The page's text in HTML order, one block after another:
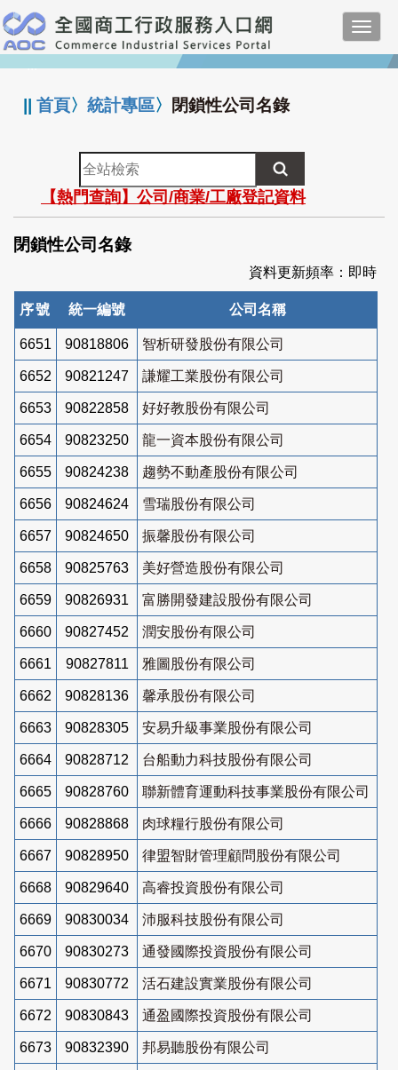
跳
到
主
要
:::
||首頁〉統計專區〉 閉鎖性公司名錄
全
站
檢
索
【熱門查詢】公司/商業/工廠登記資料
閉鎖性公司名錄
資料更新頻率：即時
序號 統一編號 公司名稱
6651 90818806 智析研發股份有限公司
6652 90821247 謙耀工業股份有限公司
6653 90822858 好好教股份有限公司
6654 90823250 龍一資本股份有限公司
6655 90824238 趨勢不動產股份有限公司
6656 90824624 雪瑞股份有限公司
6657 90824650 振馨股份有限公司
6658 90825763 美好營造股份有限公司
6659 90826931 富勝開發建設股份有限公司
6660 90827452 潤安股份有限公司
6661 90827811 雅圖股份有限公司
6662 90828136 馨承股份有限公司
6663 90828305 安易升級事業股份有限公司
6664 90828712 台船動力科技股份有限公司
6665 90828760 聯新體育運動科技事業股份有限公司
6666 90828868 肉球糧行股份有限公司
6667 90828950 律盟智財管理顧問股份有限公司
6668 90829640 高睿投資股份有限公司
6669 90830034 沛服科技股份有限公司
6670 90830273 通發國際投資股份有限公司
6671 90830772 活石建設實業股份有限公司
6672 90830843 通盈國際投資股份有限公司
6673 90832390 邦易聽股份有限公司